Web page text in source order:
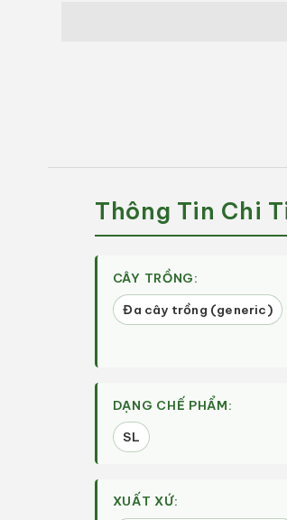
(1
Cành
(1
|
Bung
Mập
Cành
Thông Tin Chi
CÂY TRỒNG:
Đa cây trồng (generic)
DẠNG CHẾ PHẨM:
SL
XUẤT XỨ: